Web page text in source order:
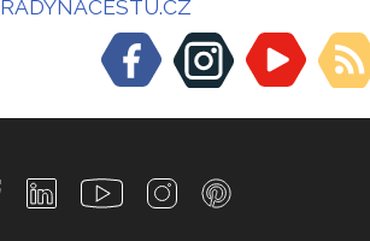
RADYNACESTU.CZ